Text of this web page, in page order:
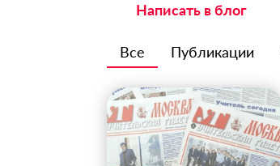
Написать в блог
Все Публикации